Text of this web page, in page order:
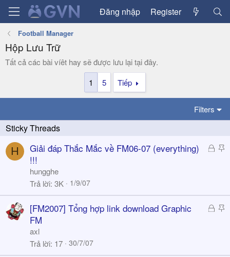
Đăng nhập Register
Football Manager
Hộp Lưu Trữ
Tất cả các bài víêt hay sẽ được lưu lại tại đây.
1
5 Tiếp
Filters
H
Đ
ó
S
k
y
Giải đáp Thắc Mắc về FM06-07 (everything)
!!!
hungghe
Trả lời 3K 1/9/07
Đ
ó
S
k
[FM2007] Tổng hợp link download Graphic
FM
axl
Trả lời 17 30/7/07